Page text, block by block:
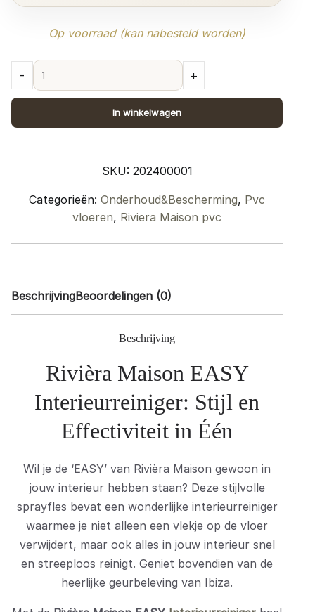
Op voorraad (kan nabesteld worden)
Interieur
parfum
- +
In winkelwagen
SKU: 202400001
Categorieën: Onderhoud&Bescherming, Pvc
vloeren, Riviera Maison pvc
BeschrijvingBeoordelingen (0)
Beschrijving
Rivièra Maison EASY
Interieurreiniger: Stijl en
Effectiviteit in Één
Wil je de ‘EASY’ van Rivièra Maison gewoon in
jouw interieur hebben staan? Deze stijlvolle
sprayfles bevat een wonderlijke interieurreiniger
waarmee je niet alleen een vlekje op de vloer
verwijdert, maar ook alles in jouw interieur snel
en streeploos reinigt. Geniet bovendien van de
heerlijke geurbeleving van Ibiza.